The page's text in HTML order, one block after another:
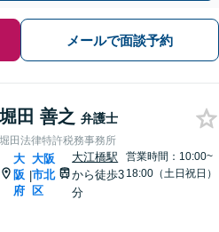
メールで面談予約
堀田 善之 弁護士
堀田法律特許税務事務所
大
阪
府
|
大阪
市北
区
大江橋駅
から徒歩3
分
営業時間：10:00~
18:00（土日祝日）